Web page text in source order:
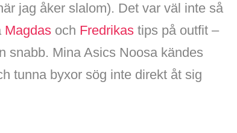
jag åker slalom). Det var väl inte så
Magdas och Fredrikas tips på outfit –
snabb. Mina Asics Noosa kändes
tunna byxor sög inte direkt åt sig